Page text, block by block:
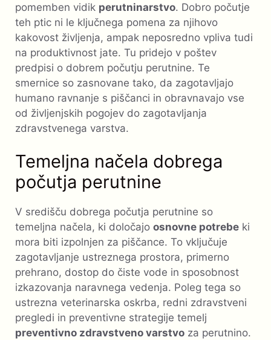
pomemben vidik perutninarstvo. Dobro počutje
teh ptic ni le ključnega pomena za njihovo
kakovost življenja, ampak neposredno vpliva tudi
na produktivnost jate. Tu pridejo v poštev
predpisi o dobrem počutju perutnine. Te
smernice so zasnovane tako, da zagotavljajo
humano ravnanje s piščanci in obravnavajo vse
od življenjskih pogojev do zagotavljanja
zdravstvenega varstva.
Temeljna načela dobrega
počutja perutnine
V središču dobrega počutja perutnine so
temeljna načela, ki določajo osnovne potrebe ki
mora biti izpolnjen za piščance. To vključuje
zagotavljanje ustreznega prostora, primerno
prehrano, dostop do čiste vode in sposobnost
izkazovanja naravnega vedenja. Poleg tega so
ustrezna veterinarska oskrba, redni zdravstveni
pregledi in preventivne strategije temelj
preventivno zdravstveno varstvo za perutnino.